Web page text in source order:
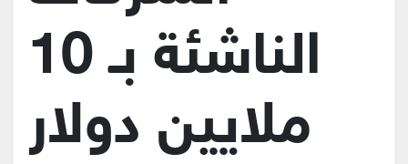
الناشئة بـ 10
ملايين دولار